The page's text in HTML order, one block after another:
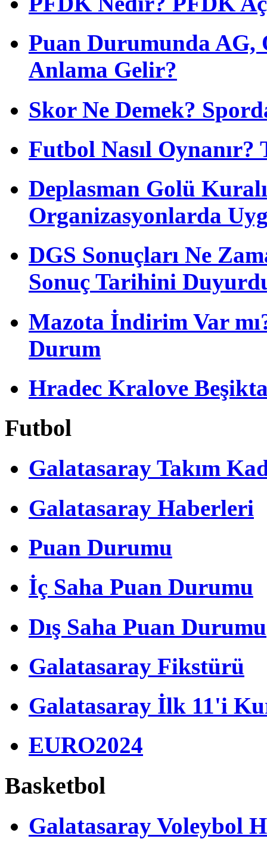
Puan Durumunda AG,
Anlama Gelir?
Skor Ne Demek?
Futbol Nasıl
Deplasman Golü
Organizasyonlarda
DGS Sonuçları Ne
Sonuç Tarihini
Mazota İndirim Var
Durum
Hradec Kralove
Futbol
Galatasaray Takım
Galatasaray Haberleri
Puan Durumu
İç Saha Puan Durumu
Dış Saha Puan Durumu
Galatasaray Fikstürü
Galatasaray İlk 11'i
EURO2024
Basketbol
Galatasaray Voleybol